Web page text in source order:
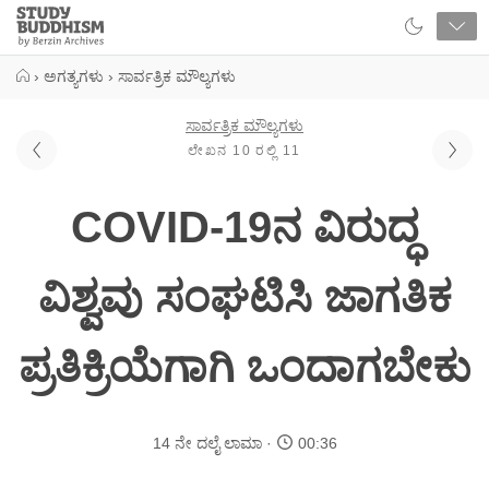
Close
Study
Buddhism
› ಅಗತ್ಯಗಳು › ಸಾರ್ವತ್ರಿಕ ಮೌಲ್ಯಗಳು
ಸಾರ್ವತ್ರಿಕ ಮೌಲ್ಯಗಳು
ಲೇಖನ 10 ರಲ್ಲಿ 11
COVID-19ನ ವಿರುದ್ಧ
ವಿಶ್ವವು ಸಂಘಟಿಸಿ ಜಾಗತಿಕ
ಪ್ರತಿಕ್ರಿಯೆಗಾಗಿ ಒಂದಾಗಬೇಕು
14 ನೇ ದಲೈ ಲಾಮಾ 00:36